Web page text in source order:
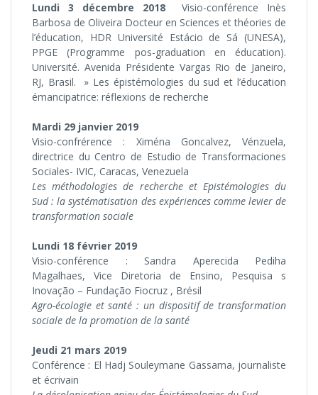
Lundi 3 décembre 2018Visio-conférence Inès
Barbosa de Oliveira Docteur en Sciences et théories de
l’éducation, HDR Université Estácio de Sá (UNESA),
PPGE (Programme pos-graduation en éducation).
Université. Avenida Présidente Vargas Rio de Janeiro,
RJ, Brasil. » Les épistémologies du sud et l’éducation
émancipatrice: réflexions de recherche
Mardi 29 janvier 2019
Visio-confrérence : Xiména Goncalvez, Vénzuela,
directrice du Centro de Estudio de Transformaciones
Sociales- IVIC, Caracas, Venezuela
Les méthodologies de recherche et Epistémologies du
Sud : la systématisation des expériences comme levier de
transformation sociale
Lundi 18 février 2019
Visio-conférence : Sandra Aperecida Pediha
Magalhaes, Vice Diretoria de Ensino, Pesquisa s
Inovação – Fundação Fiocruz , Brésil
Agro-écologie et santé : un dispositif de transformation
sociale de la promotion de la santé
Jeudi 21 mars 2019
Conférence : El Hadj Souleymane Gassama, journaliste
et écrivain